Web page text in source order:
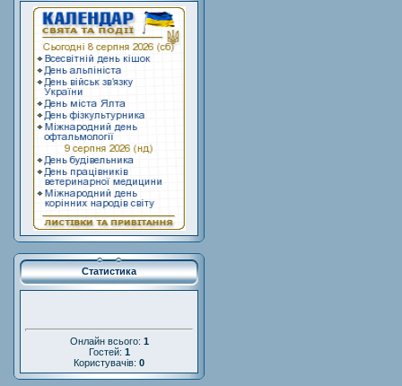
Статистика
Онлайн всього: 1
Гостей: 1
Користувачів: 0